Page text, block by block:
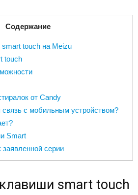
Содержание
touch на Meizu
touch
от Candy
связь с мобильным устройством?
Smart
заявленной серии
smart touch